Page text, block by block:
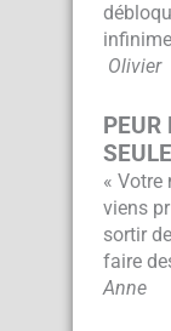
Olivier
PEUR
SEULE
« Votre
viens
sortir
faire
Anne